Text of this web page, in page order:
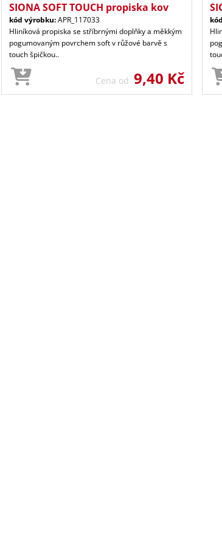
SIONA SOFT TOUCH propiska kov
kód výrobku:APR_117033
Hliníková propiska se stříbrnými doplňky a měkkým
pogumovaným povrchem soft v růžové barvě s
touch špičkou..
Cena od 9,40 Kč